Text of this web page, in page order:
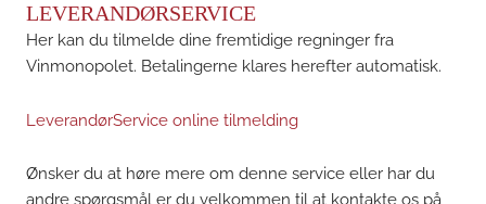
LEVERANDØRSERVICE
Her kan du tilmelde dine fremtidige regninger fra
Vinmonopolet. Betalingerne klares herefter automatisk.
LeverandørService online tilmelding
Ønsker du at høre mere om denne service eller har du
andre spørgsmål er du velkommen til at kontakte os på